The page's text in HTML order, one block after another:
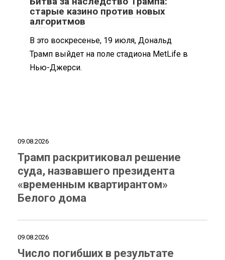
старые казино против новых
алгоритмов
В это воскресенье, 19 июля, Дональд
Трамп выйдет на поле стадиона MetLife в
Нью-Джерси.
09.08.2026
Трамп раскритиковал решение
суда, назвавшего президента
«временным квартирантом»
Белого дома
09.08.2026
Число погибших в результате